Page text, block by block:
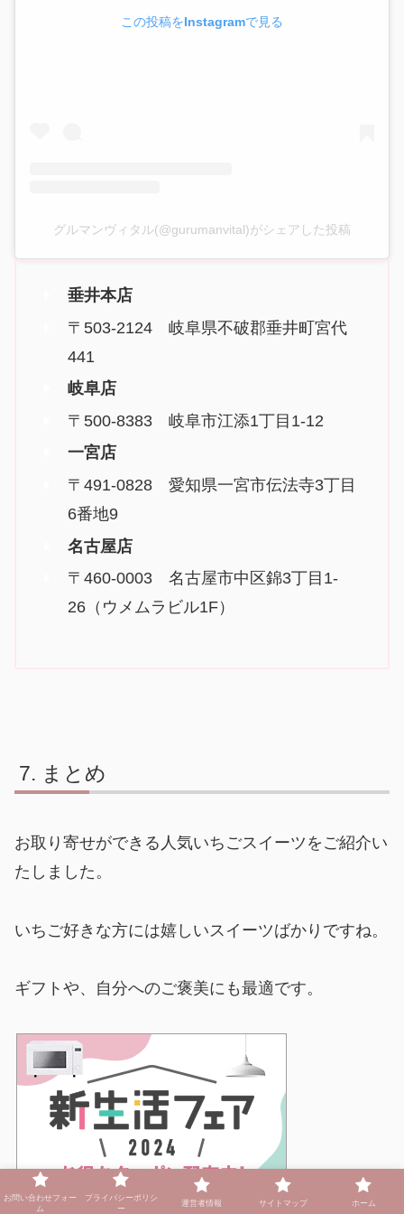
この投稿をInstagramで見る
グルマンヴィタル(@gurumanvital)がシェアした投稿
垂井本店
〒503-2124 岐阜県不破郡垂井町宮代
441
岐阜店
〒500-8383 岐阜市江添1丁目1-12
一宮店
〒491-0828 愛知県一宮市伝法寺3丁目
6番地9
名古屋店
〒460-0003 名古屋市中区錦3丁目1-
26（ウメムラビル1F）
まとめ
お取り寄せができる人気いちごスイーツをご紹介い
たしました。
いちご好きな方には嬉しいスイーツばかりですね。
ギフトや、自分へのご褒美にも最適です。
お問い合わせフォー
ム
プライバシーポリシ
ー
運営者情報 サイトマップ ホーム